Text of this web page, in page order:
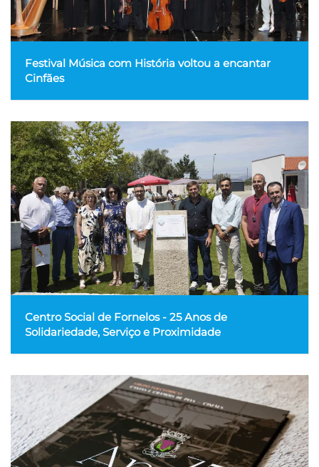
Festival Música com História voltou a encantar
Cinfães
Centro Social de Fornelos - 25 Anos de
Solidariedade, Serviço e Proximidade